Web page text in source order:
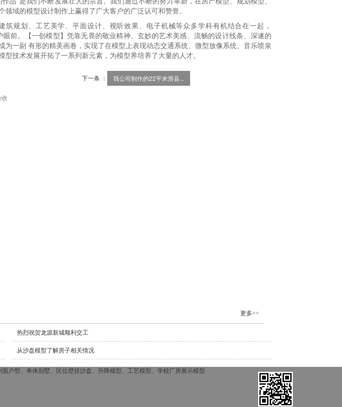
域的模型设计制作上赢得了广大客户的广泛认可和赞誉。
筑规划、工艺美学、平面设计、视听效果、电子机械等众多学科有机结合在一起，
眼前。【一创模型】凭靠无畏的敬业精神、玄妙的艺术美感、流畅的设计线条、深遂的
为一副 有形的精美画卷，实现了在模型上表现动态交通系统、微型放像系统、音乐喷泉
技术发展开拓了一系列新元素，为模型界培养了大量的人才。
下一条 ： 我公司制作的22平米滑县...
更多>>
热烈祝贺龙源新城顺利交工
从沙盘模型了解房子相关情况
户型、单体别墅、区位壁挂沙盘、升降模型、工艺模型、学校厂房展示模型